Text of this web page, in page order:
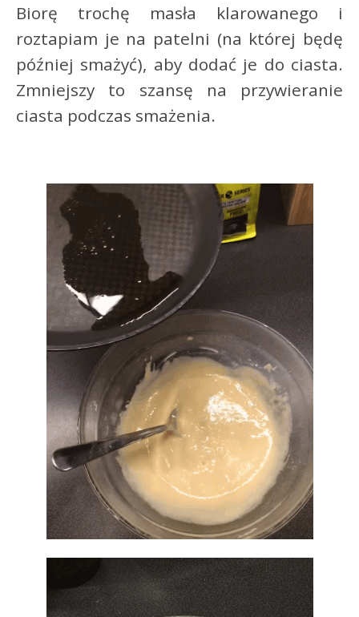
Biorę trochę masła klarowanego i
roztapiam je na patelni (na której będę
później smażyć), aby dodać je do ciasta.
Zmniejszy to szansę na przywieranie
ciasta podczas smażenia.